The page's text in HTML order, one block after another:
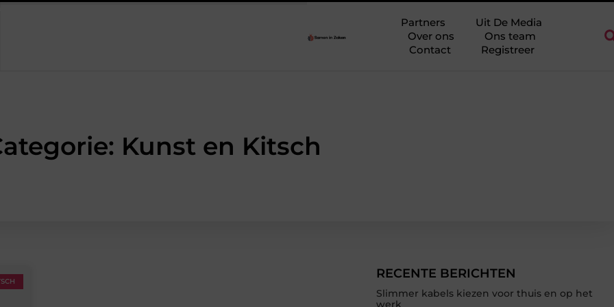
werk van de stukadoor makkelijker maakt
Partners
Uit De Media
Over ons
Ons team
Contact
Registreer
Kunst en Kitsch
RECENTE BERICHTEN
Slimmer kabels kiezen voor thuis en op het
werk